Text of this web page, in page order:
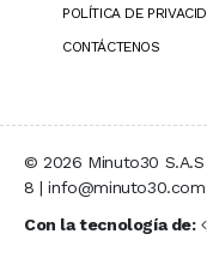
POLÍTICA DE
CONTÁCTENOS
© 2026 Minuto30
8 | info@minuto30.com
Con la tecnología de: